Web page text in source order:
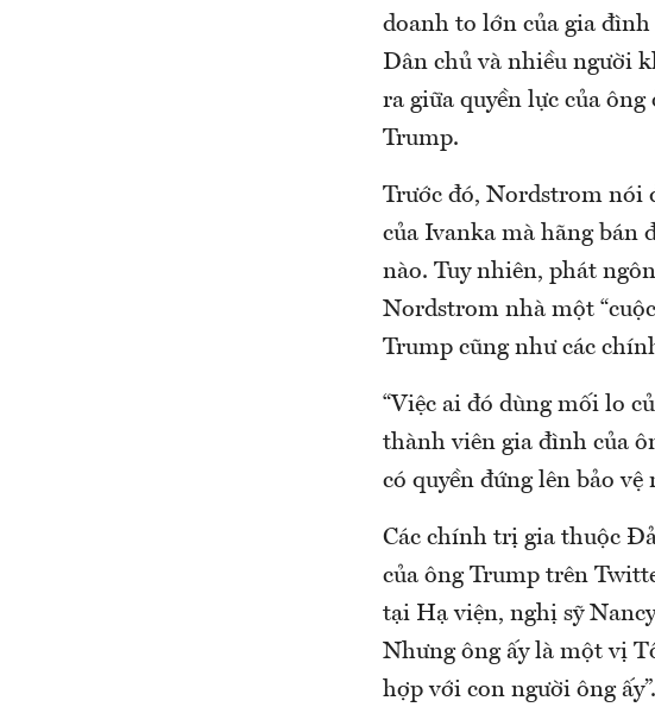
doanh to lớn của gia
Dân chủ và nhiều người
ra giữa quyền lực của
Trump.
Trước đó, Nordstrom nói
của Ivanka mà hãng bán
nào. Tuy nhiên, phát
Nordstrom nhà một
Trump cũng như các
“Việc ai đó dùng mối lo
thành viên gia đình của
có quyền đứng lên bảo
Các chính trị gia thuộc
của ông Trump trên
tại Hạ viện, nghị sỹ
Nhưng ông ấy là một vị
hợp với con người ông ấy”.